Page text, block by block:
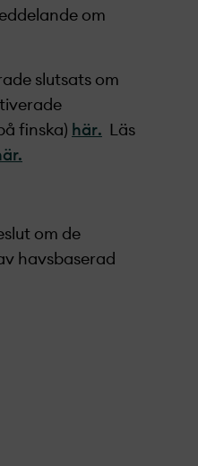
om
slutsats om
finska) här. Läs
om de
havsbaserad